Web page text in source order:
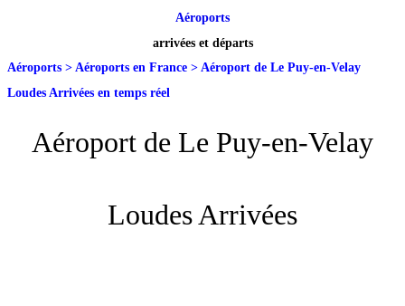
Aéroports
arrivées et départs
Aéroports > Aéroports en France > Aéroport de Le Puy-en-Velay
Loudes Arrivées en temps réel
Aéroport de Le Puy-en-Velay
Loudes Arrivées